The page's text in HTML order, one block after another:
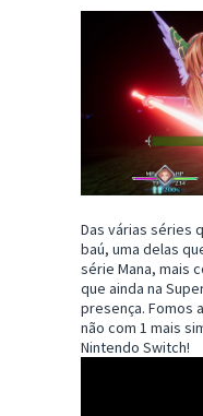
Das várias séries
baú, uma delas
série Mana, mais
que ainda na
presença. Fomos
não com 1 mais
Nintendo Switch!